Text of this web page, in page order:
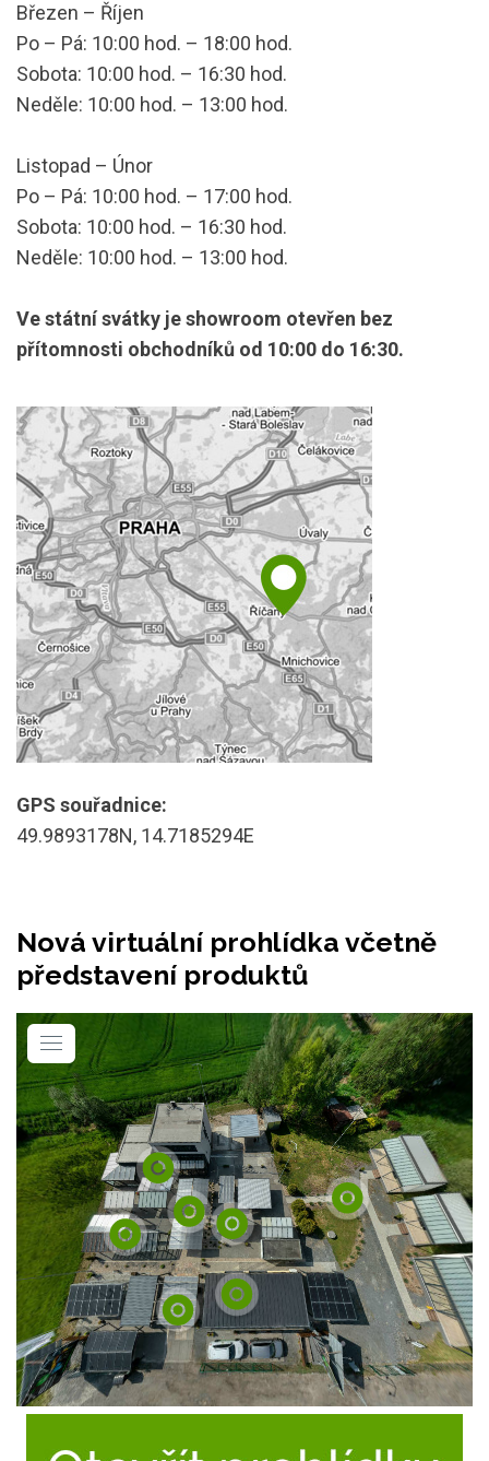
Březen – Říjen
Po – Pá: 10:00 hod. – 18:00 hod.
Sobota: 10:00 hod. – 16:30 hod.
Neděle: 10:00 hod. – 13:00 hod.
Listopad – Únor
Po – Pá: 10:00 hod. – 17:00 hod.
Sobota: 10:00 hod. – 16:30 hod.
Neděle: 10:00 hod. – 13:00 hod.
Ve státní svátky je showroom otevřen bez
přítomnosti obchodníků od 10:00 do 16:30.
GPS souřadnice:
49.9893178N, 14.7185294E
Nová virtuální prohlídka včetně
představení produktů